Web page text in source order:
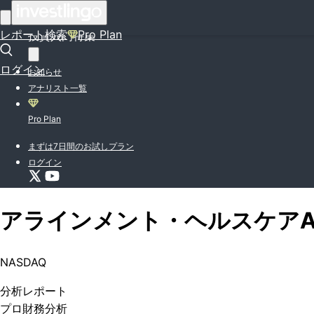
レポート検索 Pro Plan
ログイン
投資入門特集
お知らせ
アナリスト一覧
Pro Plan
まずは7日間のお試しプラン
ログイン
アラインメント・ヘルスケア
NASDAQ
分析レポート
プロ 財務分析